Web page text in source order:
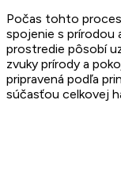
Počas tohto
spojenie s prírodou
prostredie pôsobí
zvuky prírody a
pripravená podľa
súčasťou celkovej